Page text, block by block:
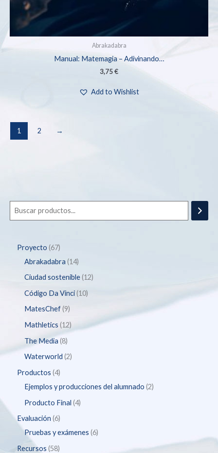
Proyecto 67
Abrakadabra 14
Ciudad sostenible 12
Código Da Vinci 10
MatesChef 9
Mathletics 12
The Media 8
Waterworld 2
Productos 4
Ejemplos y producciones del alumnado 2
Producto Final 4
Evaluación 6
Pruebas y exámenes 6
Recursos 58
Abrakadabra
Manual: Matemagia – Adivinando…
3,75€
Add to Wishlist
1 2 →